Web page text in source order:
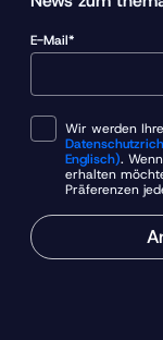
E-Mail*
Wir werden
Englisch).
erhalten
Präferenzen